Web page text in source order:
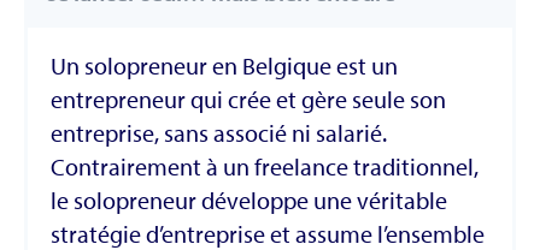
Un solopreneur en Belgique est un
entrepreneur qui crée et gère seule son
entreprise, sans associé ni salarié.
Contrairement à un freelance traditionnel,
le solopreneur développe une véritable
stratégie d’entreprise et assume l’ensemble